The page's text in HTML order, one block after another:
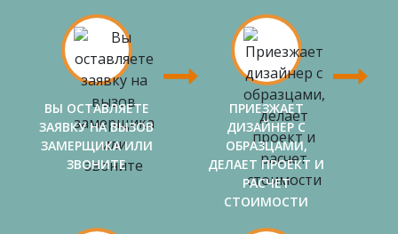
ВЫ ОСТАВЛЯЕТЕ
ЗАЯВКУ НА ВЫЗОВ
ЗАМЕРЩИКА ИЛИ
ЗВОНИТЕ
ПРИЕЗЖАЕТ
ДИЗАЙНЕР С
ОБРАЗЦАМИ,
ДЕЛАЕТ ПРОЕКТ И
РАСЧЕТ
СТОИМОСТИ